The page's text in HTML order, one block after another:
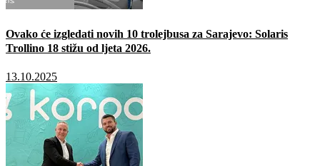
Ovako će izgledati novih 10 trolejbusa za Sarajevo: Solaris
Trollino 18 stižu od ljeta 2026.
13.10.2025